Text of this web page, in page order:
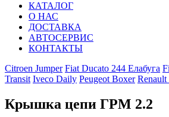
КАТАЛОГ
О НАС
ДОСТАВКА
АВТОСЕРВИС
КОНТАКТЫ
Citroen Jumper Fiat Ducato 244 Елабуга
Transit Iveco Daily Peugeot Boxer Renault
Крышка цепи ГРМ 2.2